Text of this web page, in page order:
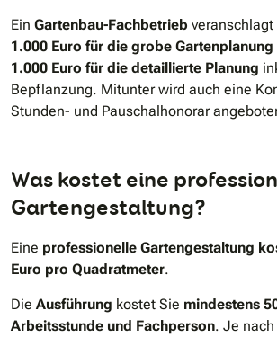
Ein Gartenbau-Fachbetrieb veranschlagt
1.000 Euro für die grobe Gartenplanung
1.000 Euro für die detaillierte Planung
Bepflanzung. Mitunter wird auch eine
Stunden- und Pauschalhonorar
Was kostet eine
Gartengestaltung?
Eine professionelle Gartengestaltung
Euro pro Quadratmeter.
Die Ausführung kostet Sie mindestens
Arbeitsstunde und Fachperson. Je nach